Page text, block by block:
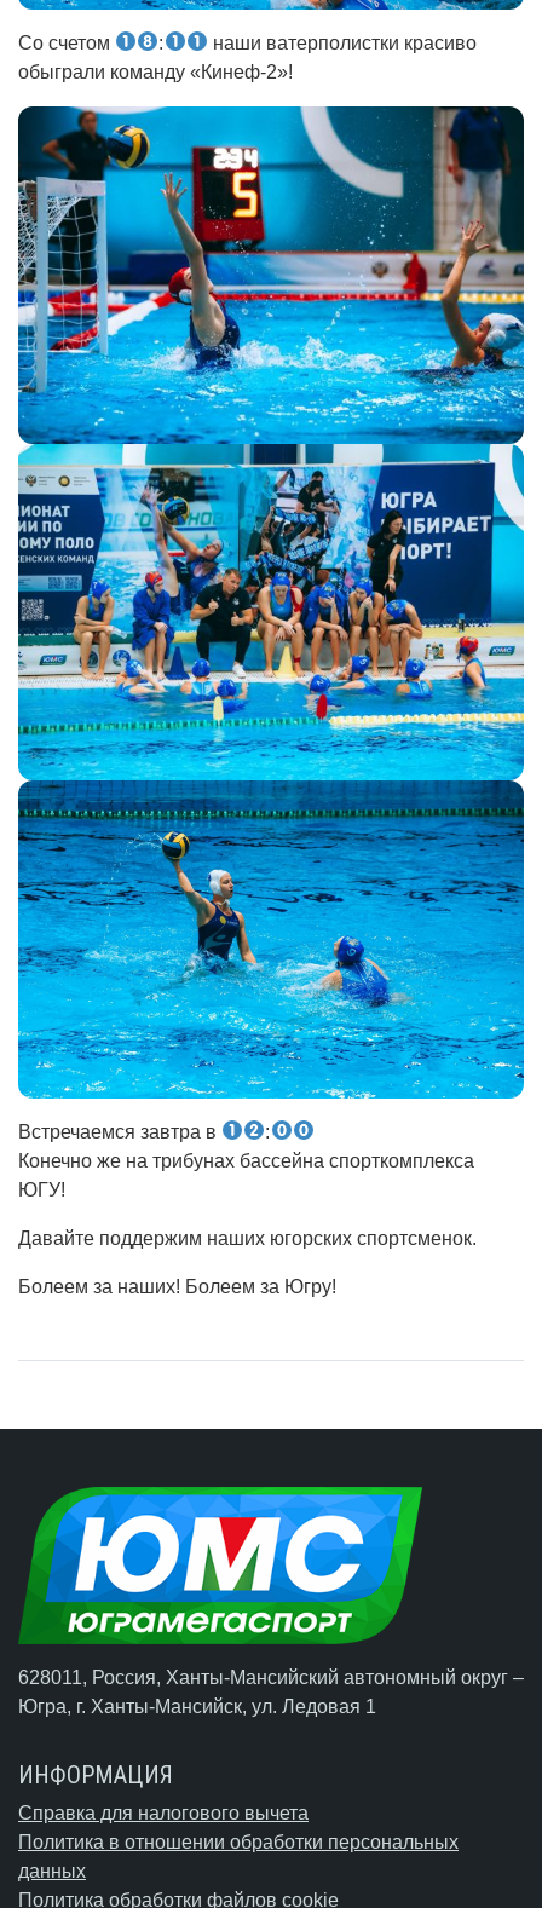
Со счетом :
наши ватерполистки красиво
обыграли команду «Кинеф-2»!
Встречаемся завтра в
:
Конечно же на трибунах бассейна спорткомплекса
ЮГУ!
Давайте поддержим наших югорских спортсменок.
Болеем за наших! Болеем за Югру!
628011, Россия, Ханты-Мансийский автономный округ –
Югра, г. Ханты-Мансийск, ул. Ледовая 1
ИНФОРМАЦИЯ
Справка для налогового вычета
Политика в отношении обработки персональных
данных
Политика обработки файлов cookie